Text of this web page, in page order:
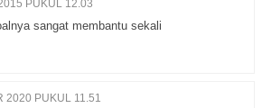
PUKUL 12.03
sangat membantu sekali
2020 PUKUL 11.51